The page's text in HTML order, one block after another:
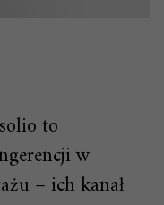
to
w
– ich kanał